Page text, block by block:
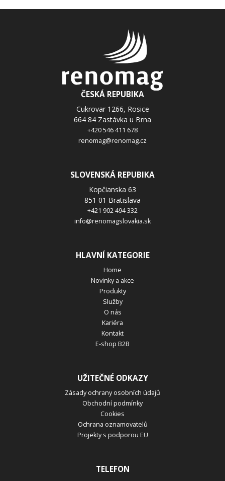
ČESKÁ REPUBIKA
Cukrovar 1266, Rosice
664 84 Zastávka u Brna
+420 546 411 678
renomag@renomag.cz
SLOVENSKÁ REPUBIKA
Kopčianska 63
851 01 Bratislava
+421 902 494 332
info@renomagslovakia.sk
HLAVNÍ KATEGORIE
Home
Novinky a akce
Produkty
Služby
O nás
Kariéra
Kontakt
E-shop B2B
UŽITEČNÉ ODKAZY
Zásady ochrany osobních údajů
Obchodní podmínky
Cookies
Ochrana oznamovatelů
Projekty s podporou EU
TELEFON